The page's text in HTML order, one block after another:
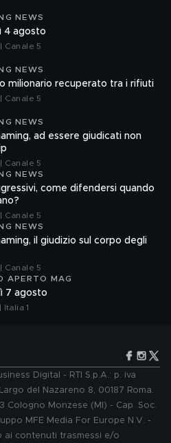
NEWS
4 agosto
Canale 5
NEWS
milionario recuperato tra i rifiuti
Canale 5
NEWS
ad essere giudicati non
Canale 5
NEWS
come difendersi quando
Canale 5
NEWS
il giudizio sul corpo degli
Canale 5
APERTO MAG
7 agosto
Italia 1
Digital - RTI S.p.A.: p. iva
del Nazareno 8, 00187 Roma.
Cologno Monzese (MI) - Cap. Soc.
MFE Media For Europe N.V. -
ai contenuti trasmessi e/o